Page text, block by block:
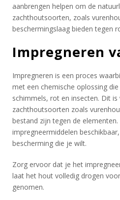
aanbrengen helpen om de
zachthoutsoorten, zoals
beschermingslaag bieden tegen
Impregneren
Impregneren is een proces
met een chemische oplossing
schimmels, rot en insecten. Dit
zachthoutsoorten zoals
bestand zijn tegen de elementen.
impregneermiddelen
bescherming die je wilt.
Zorg ervoor dat je het
laat het hout volledig drogen
genomen.